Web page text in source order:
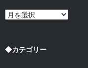
◆
ア
イ
◆カテゴリー